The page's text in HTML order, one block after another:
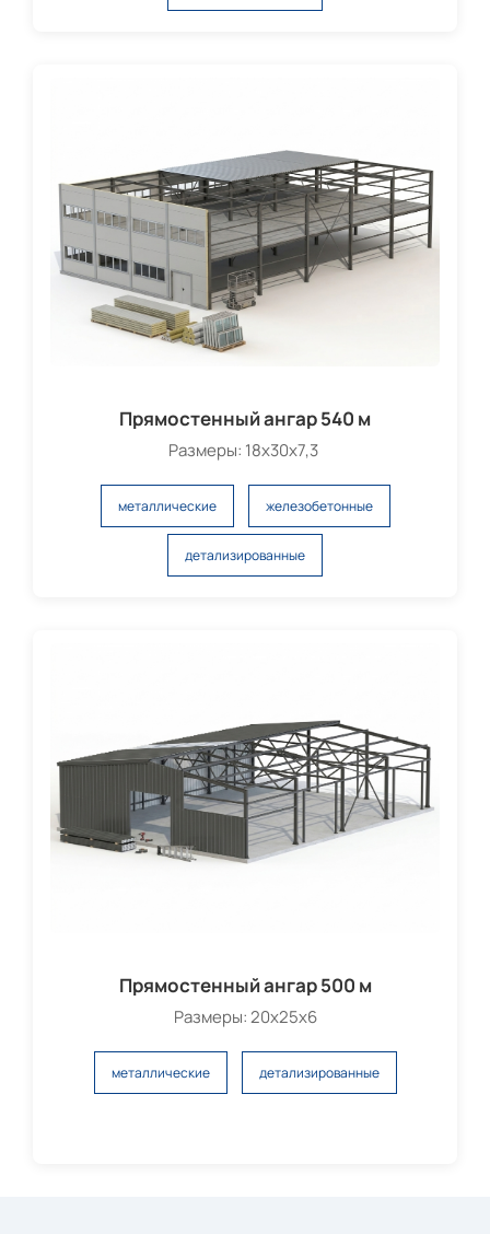
Прямостенный ангар 540 м
Размеры: 18х30х7,3
металлические железобетонные
детализированные
Прямостенный ангар 500 м
Размеры: 20x25x6
металлические детализированные